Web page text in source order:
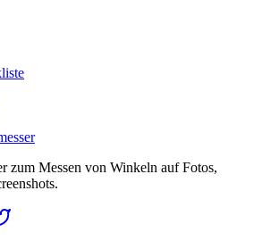
zum Messen von Winkeln auf Fotos,